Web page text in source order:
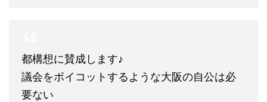
都構想に賛成します♪
議会をボイコットするような大阪の自公は必
要ない